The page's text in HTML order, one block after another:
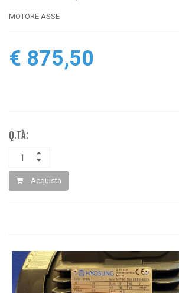
MOTORE ASSE
€ 875,50
Q.TÀ:
Acquista